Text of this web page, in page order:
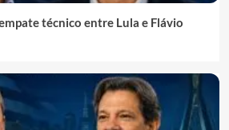
técnico entre Lula e Flávio